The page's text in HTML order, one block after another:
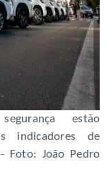
estão
indicadores de
Foto: João Pedro